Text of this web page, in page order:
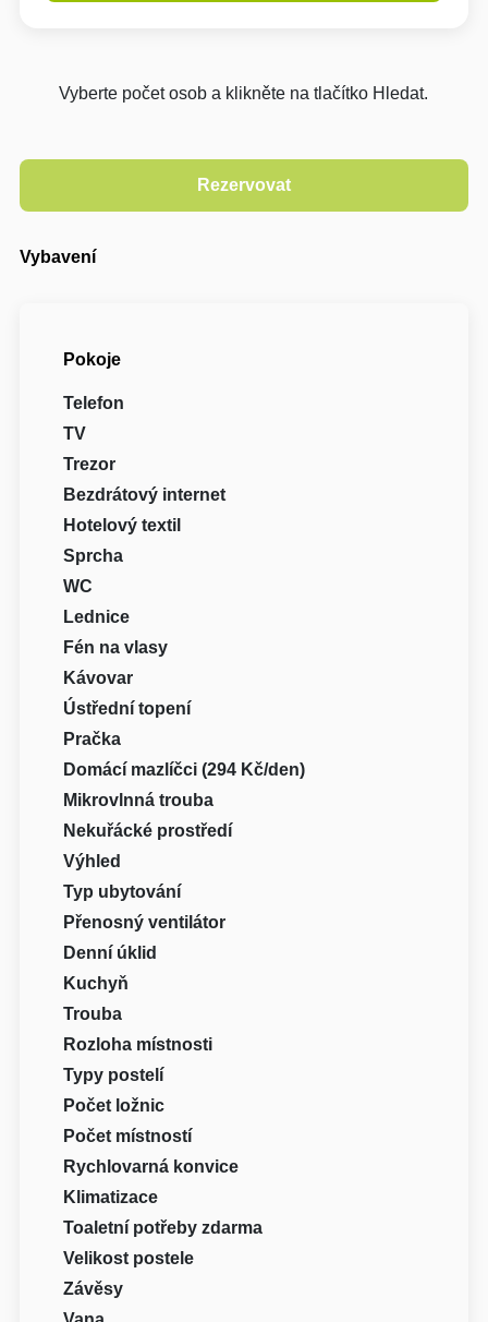
Vyberte počet osob a klikněte na tlačítko Hledat.
Vybavení
Pokoje
Telefon
TV
Trezor
Bezdrátový internet
Hotelový textil
Sprcha
WC
Lednice
Fén na vlasy
Kávovar
Ústřední topení
Pračka
Domácí mazlíčci (294 Kč/den)
Mikrovlnná trouba
Nekuřácké prostředí
Výhled
Typ ubytování
Přenosný ventilátor
Denní úklid
Kuchyň
Trouba
Rozloha místnosti
Typy postelí
Počet ložnic
Počet místností
Rychlovarná konvice
Klimatizace
Toaletní potřeby zdarma
Velikost postele
Závěsy